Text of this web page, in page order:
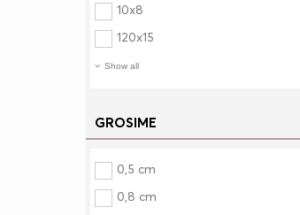
10x8
120x15
Show all
GROSIME
0,5 cm
0,8 cm